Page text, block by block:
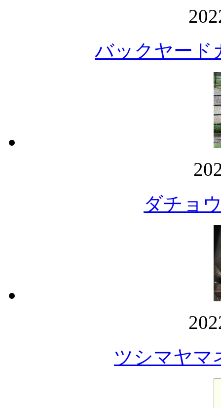
バックヤード
ダチョ
ツシマヤマ